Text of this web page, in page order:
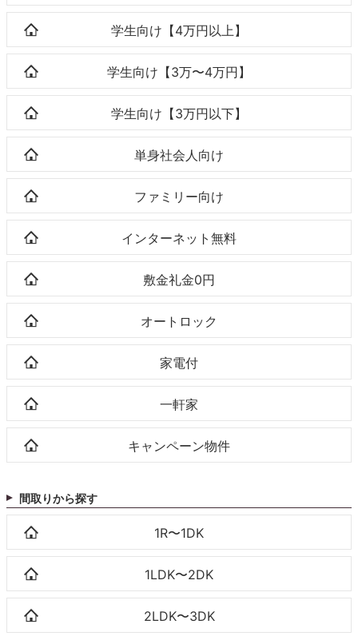
学生向け【4万円以上】
学生向け【3万〜4万円】
学生向け【3万円以下】
単身社会人向け
ファミリー向け
インターネット無料
敷金礼金0円
オートロック
家電付
一軒家
キャンペーン物件
間取りから探す
1R〜1DK
1LDK〜2DK
2LDK〜3DK